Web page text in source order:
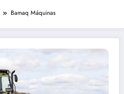
Bamaq Máquinas